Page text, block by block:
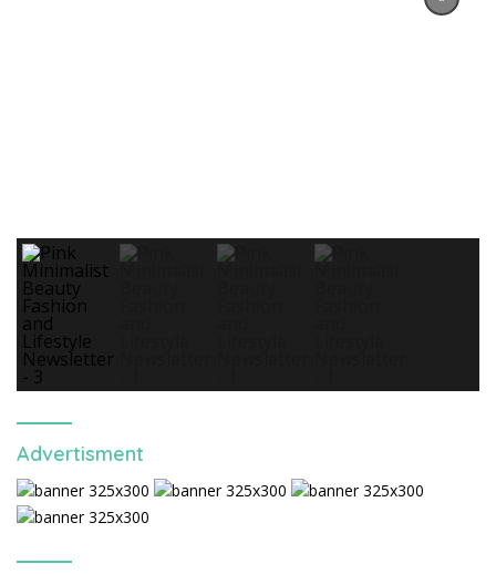
Advertisment